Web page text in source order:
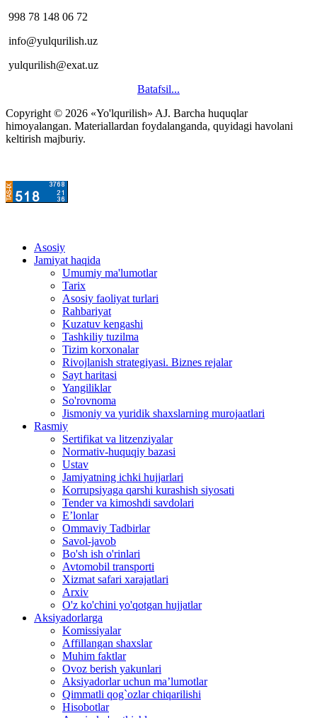
998 78 148 06 72
info@yulqurilish.uz
yulqurilish@exat.uz
Batafsil...
Copyright © 2026 «Yo'lqurilish» AJ. Barcha huquqlar
himoyalangan. Materiallardan foydalanganda, quyidagi havolani
keltirish majburiy.
Asosiy
Jamiyat haqida
Umumiy ma'lumotlar
Tarix
Asosiy faoliyat turlari
Rahbariyat
Kuzatuv kengashi
Tashkiliy tuzilma
Tizim korxonalar
Rivojlanish strategiyasi. Biznes rejalar
Sayt haritasi
Yangiliklar
So'rovnoma
Jismoniy va yuridik shaxslarning murojaatlari
Rasmiy
Sertifikat va litzenziyalar
Normativ-huquqiy bazasi
Ustav
Jamiyatning ichki hujjarlari
Korrupsiyaga qarshi kurashish siyosati
Tender va kimoshdi savdolari
E’lonlar
Ommaviy Tadbirlar
Savol-javob
Bo'sh ish o'rinlari
Avtomobil transporti
Xizmat safari xarajatlari
Arxiv
O'z ko'chini yo'qotgan hujjatlar
Aksiyadorlarga
Komissiyalar
Affillangan shaxslar
Muhim faktlar
Ovoz berish yakunlari
Aksiyadorlar uchun ma’lumotlar
Qimmatli qog`ozlar chiqarilishi
Hisobotlar